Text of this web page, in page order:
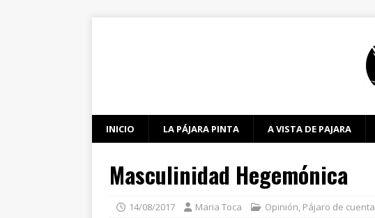
INICIO LA PÁJARA PINTA A VISTA DE PAJARA
Masculinidad Hegemónica
14/08/2017 Maria Toca Opinión, Pájaro de cuenta